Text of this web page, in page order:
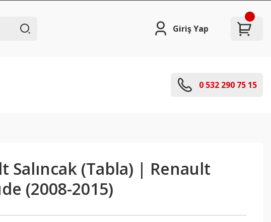
Giriş Yap
0 532 290 75 15
Salıncak (Tabla) | Renault
(2008-2015)